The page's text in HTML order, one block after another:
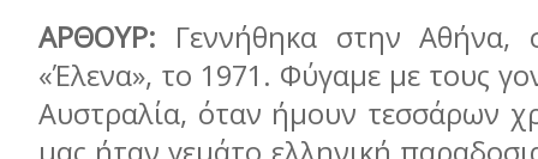
ΑΡΘΟΥΡ: Γεννήθηκα στην Αθήνα,
«Έλενα», το 1971. Φύγαμε με τους
Αυστραλία, όταν ήμουν τεσσάρων